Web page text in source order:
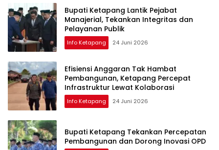
Bupati Ketapang Lantik Pejabat
Manajerial, Tekankan Integritas dan
Pelayanan Publik
Info Ketapang 24 Juni 2026
Efisiensi Anggaran Tak Hambat
Pembangunan, Ketapang Percepat
Infrastruktur Lewat Kolaborasi
Info Ketapang 24 Juni 2026
Bupati Ketapang Tekankan Percepatan
Pembangunan dan Dorong Inovasi OPD